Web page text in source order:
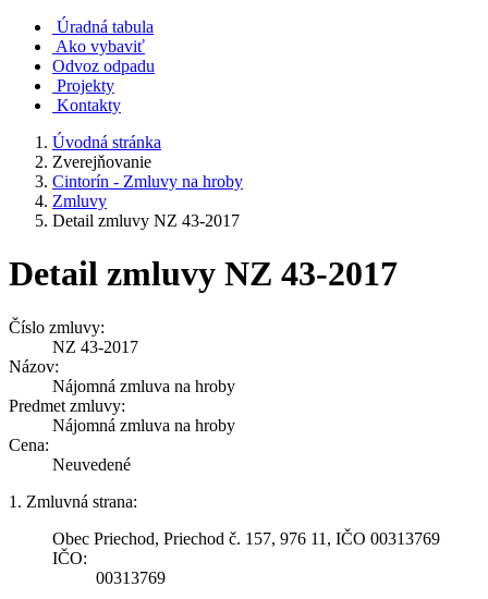
Úradná tabula
Ako vybaviť
Odvoz odpadu
Projekty
Kontakty
Úvodná stránka
Zverejňovanie
Cintorín - Zmluvy na hroby
Zmluvy
Detail zmluvy NZ 43-2017
Detail zmluvy NZ 43-2017
Číslo zmluvy:
NZ 43-2017
Názov:
Nájomná zmluva na hroby
Predmet zmluvy:
Nájomná zmluva na hroby
Cena:
Neuvedené
1. Zmluvná strana:
Obec Priechod, Priechod č. 157, 976 11, IČO 00313769
IČO:
00313769